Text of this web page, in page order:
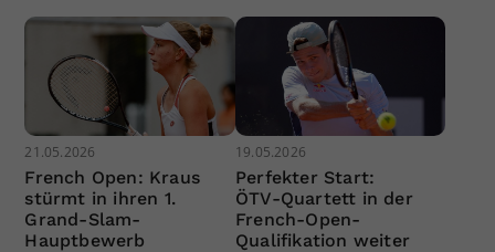
21.05.2026
French Open: Kraus
stürmt in ihren 1.
Grand-Slam-
Hauptbewerb
19.05.2026
Perfekter Start:
ÖTV-Quartett in der
French-Open-
Qualifikation weiter